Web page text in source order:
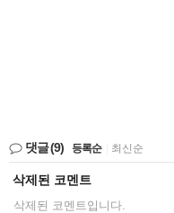
댓글(9) 등록순 최신순
삭제된 코멘트
삭제된 코멘트입니다.